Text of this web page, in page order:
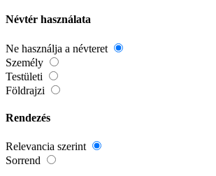
Névtér használata
Ne használja a névteret
Személy
Testületi
Földrajzi
Rendezés
Relevancia szerint
Sorrend